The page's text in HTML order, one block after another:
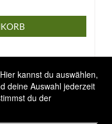
kannst du auswählen,
deine Auswahl jederzeit
du der